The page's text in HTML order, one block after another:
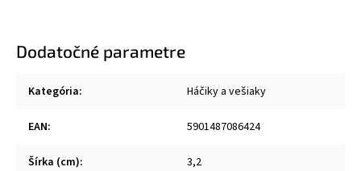
Dodatočné parametre
Kategória: Háčiky a vešiaky
EAN: 5901487086424
Šírka (cm): 3,2